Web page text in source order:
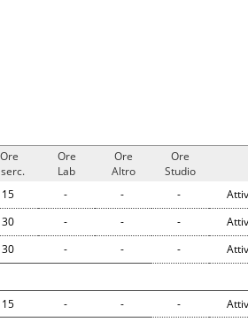
Ore
Ore
Lab
Ore
Altro
Ore
Studio
15 - - -
30 - - -
30 - - -
15 - - -